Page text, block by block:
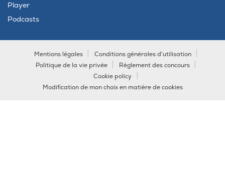
Player
Podcasts
Mentions légales
Conditions générales d'utilisation
Politique de la vie privée
Règlement des concours
Cookie policy
Modification de mon choix en matière de cookies